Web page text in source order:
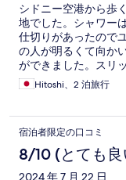
シドニー空港から歩
地でした。シャワー
仕切りがあったので
の人が明るくて向か
ができました。スリ
す。Hitoshi、2 泊旅行
宿泊者限定の口コミ
8/10 (とても良
2024 年 7 月 22 日